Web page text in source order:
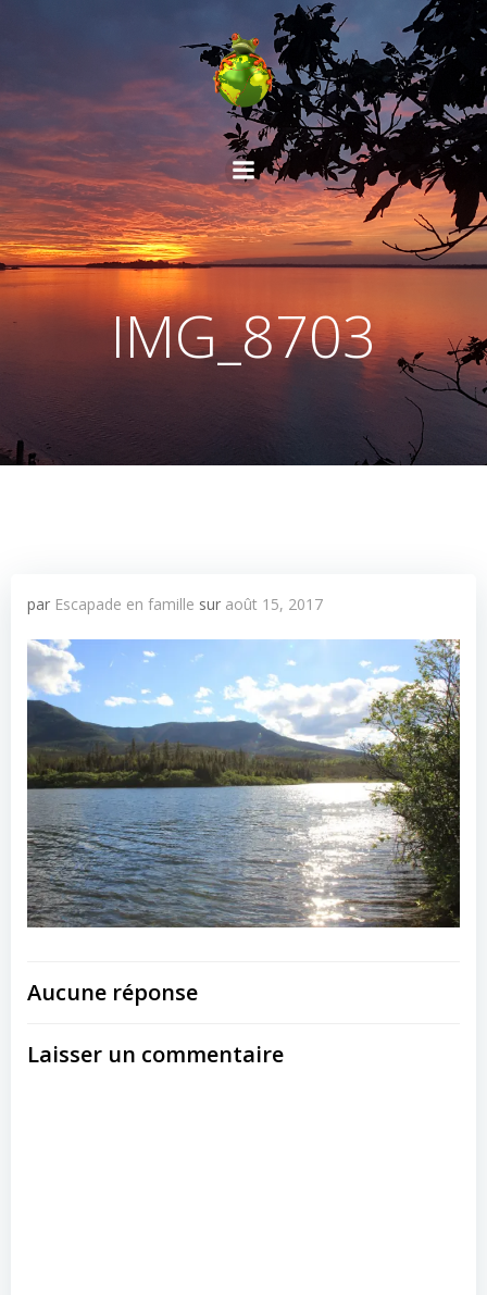
Aller
au
contenu
IMG_8703
par Escapade en famille sur août 15, 2017
Aucune réponse
Laisser un commentaire